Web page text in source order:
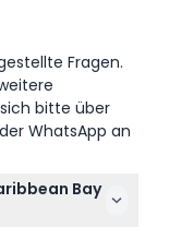
Fragen.
bitte über
WhatsApp an
Bay